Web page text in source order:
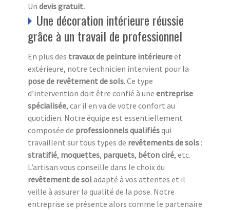
Un devis gratuit.
Une décoration intérieure réussie
grâce à un travail de professionnel
En plus des travaux de peinture intérieureet
extérieure, notre technicien intervient pour la
pose de revêtement de sols. Ce type
d’intervention doit être confié à une entreprise
spécialisée, car il en va de votre confort au
quotidien. Notre équipe est essentiellement
composée de professionnels qualifiésqui
travaillent sur tous types de revêtements de sols :
stratifié, moquettes, parquets, béton ciré, etc.
L’artisan vous conseille dans le choix du
revêtement de soladapté à vos attentes et il
veille à assurer la qualité de la pose. Notre
entreprise se présente alors comme le partenaire